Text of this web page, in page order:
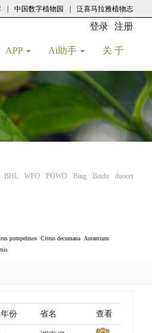
中国数字植物园 泛喜马拉雅植物志
登录 注册
APP Ai助手 关 于
BHL WFO POWO Bing Baidu duocet
pompelmos Citrus decumana
Aurantium
份 省名 查看